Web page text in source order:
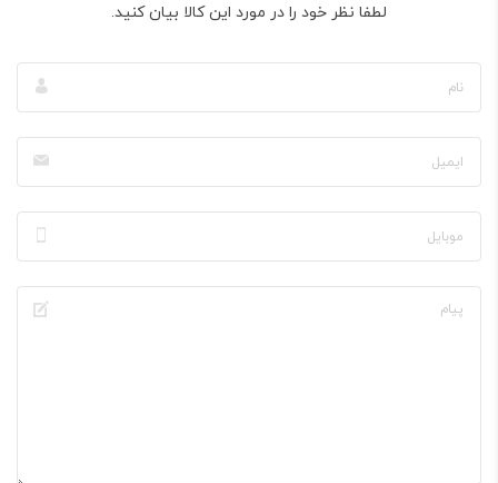
لطفا نظر خود را در مورد این کالا بیان کنید.